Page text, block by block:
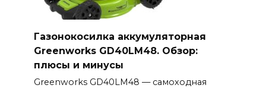
Газонокосилка аккумуляторная
Greenworks GD40LM48. Обзор:
плюсы и минусы
Greenworks GD40LM48 — самоходная